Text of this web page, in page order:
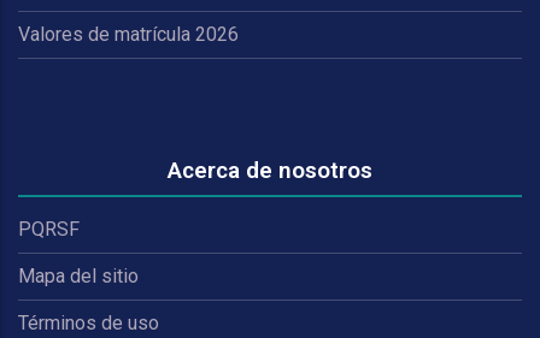
Valores de matrícula 2026
Acerca de nosotros
PQRSF
Mapa del sitio
Términos de uso